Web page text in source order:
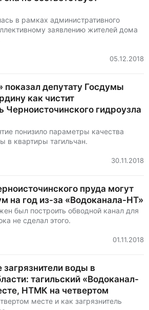
в рамках административного
заявлению жителей дома
05.12.2018
показал депутату Госдумы
как чистит
Черноисточинского гидроузла
понизило параметры качества
в квартиры тагильчан.
30.11.2018
пруда могут
на год из-за «Водоканала-НТ»
был построить обводной канал для
не сделал этого.
01.11.2018
воды в
тагильский «Водоканал-
НТМК на четвертом
месте и как загрязнитель